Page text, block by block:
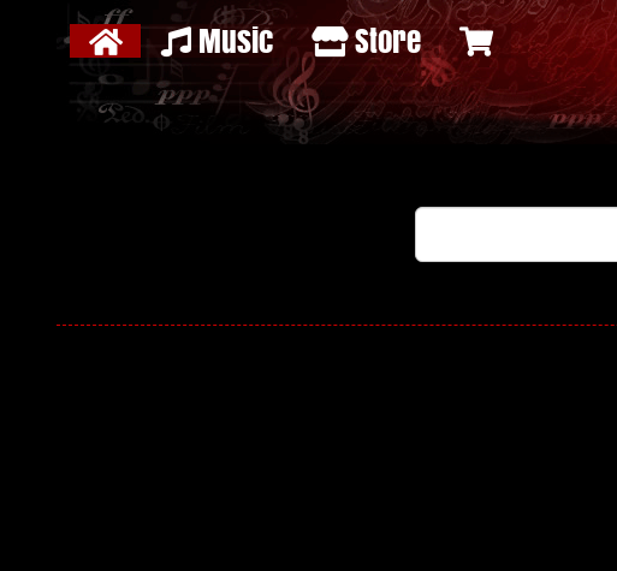
Music Store